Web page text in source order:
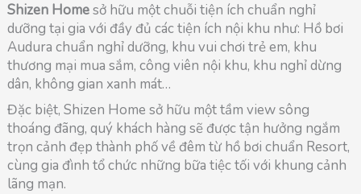
Shizen Homesở hữu một chuỗi tiện ích chuẩn nghỉ
dưỡng tại gia với đầy đủ các tiện ích nội khu như: Hồ bơi
Audura chuẩn nghỉ dưỡng, khu vui chơi trẻ em, khu
thương mại mua sắm, công viên nội khu, khu nghỉ dừng
dân, không gian xanh mát…
Đặc biệt, Shizen Home sở hữu một tầm view sông
thoáng đãng, quý khách hàng sẽ được tận hưởng ngắm
trọn cảnh đẹp thành phố về đêm từ hồ bơi chuẩn Resort,
cùng gia đình tổ chức những bữa tiệc tối với khung cảnh
lãng mạn.